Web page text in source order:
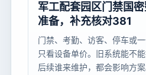
军工配套园区门禁国
准备，补充核对381
门禁、考勤、访客、停车或
只看设备单价。旧系统能不
后续谁来维护，都会影响方